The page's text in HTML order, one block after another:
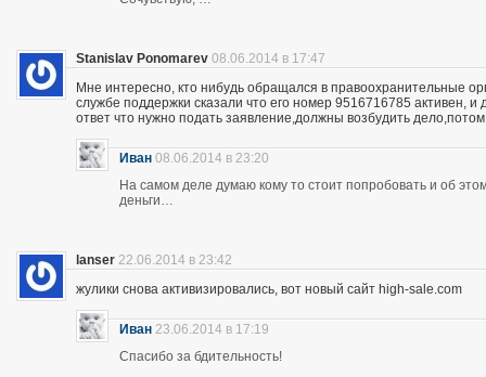
Stanislav Ponomarev 08.06.2014 в 17:47
Мне интересно, кто нибудь обращался в правоохранительные
службе поддержки сказали что его номер 9516716785 активен,
ответ что нужно подать заявление,должны возбудить
Иван 08.06.2014 в 23:20
На самом деле думаю кому то стоит попробовать и об
деньги…
lanser 22.06.2014 в 23:42
жулики снова активизировались, вот новый сайт high-sale.com
Иван 23.06.2014 в 17:19
Спасибо за бдительность!